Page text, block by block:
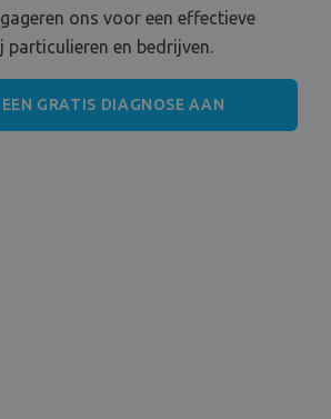
ons voor een effectieve
particulieren en bedrijven.
GRATIS DIAGNOSE AAN